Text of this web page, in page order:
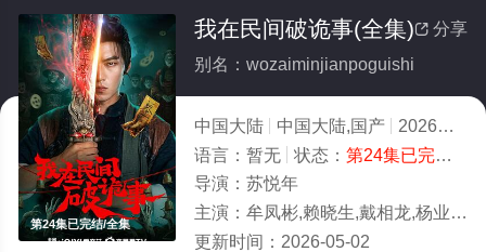
第24集已完结/全集
 分享
我在民间破诡事(全集)
别名：wozaiminjianpoguishi
中国大陆 中国大陆,国产 2026
9.0
语言： 暂无 状态： 第24集已完结
导演： 苏悦年
主演： 牟凤彬,赖晓生,戴相龙,杨业明,郑建伟,尚娜,刘占奎,何适,媛梦,崔长存,萨茹拉,梁酥酥,邰炀炀
更新时间： 2026-05-02